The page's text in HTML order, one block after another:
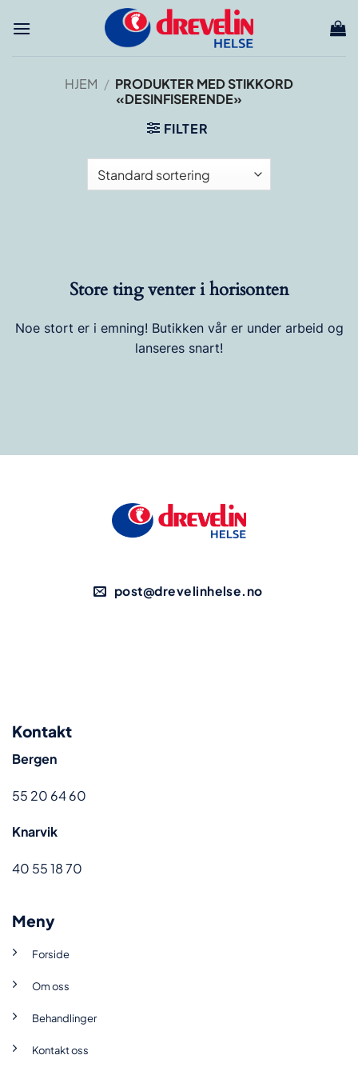
HJEM / PRODUKTER MED STIKKORD
«DESINFISERENDE»
FILTER
Store ting venter i horisonten
Noe stort er i emning! Butikken vår er under arbeid og
lanseres snart!
post@drevelinhelse.no
Kontakt
Bergen
55 20 64 60
Knarvik
40 55 18 70
Meny
Forside
Om oss
Behandlinger
Kontakt oss